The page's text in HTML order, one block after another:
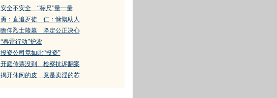
安全不安全 “标尺”量一量
勇：直追歹徒 仁：慷慨助人
瞻仰烈士陵墓 坚定公正决心
“春雷行动”护农
投资公司竟如此“投资”
开庭传票没到 检察抗诉翻案
揭开休闲的皮 竟是卖淫的芯